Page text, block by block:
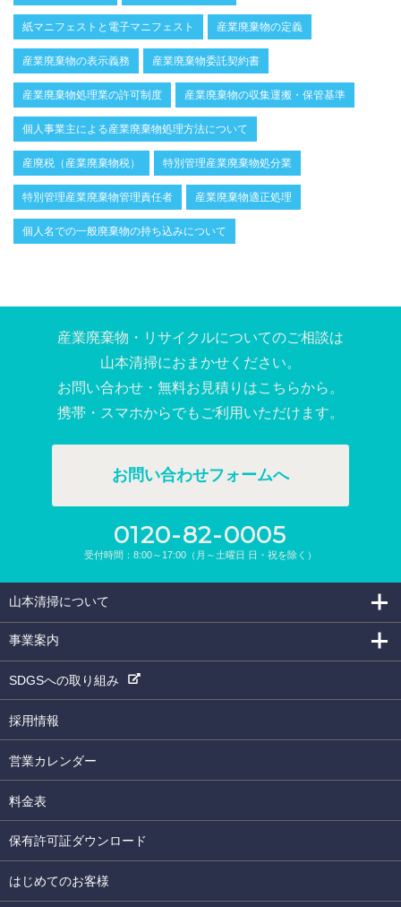
紙マニフェストと電子マニフェスト 産業廃棄物の定義
産業廃棄物の表示義務 産業廃棄物委託契約書
産業廃棄物処理業の許可制度 産業廃棄物の収集運搬・保管基準
個人事業主による産業廃棄物処理方法について
産廃税（産業廃棄物税） 特別管理産業廃棄物処分業
特別管理産業廃棄物管理責任者 産業廃棄物適正処理
個人名での一般廃棄物の持ち込みについて
産業廃棄物・リサイクルについてのご相談は
山本清掃におまかせください。
お問い合わせ・無料お⾒積りはこちらから。
携帯・スマホからでもご利⽤いただけます。
お問い合わせフォームへ
0120-82-0005
受付時間：8:00～17:00（月～土曜日 日・祝を除く）
山本清掃について
事業案内
SDGSへの取り組み
採用情報
営業カレンダー
料金表
保有許可証ダウンロード
はじめてのお客様